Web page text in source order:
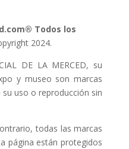
Todos los
2024.
DE LA MERCED, su
y museo son marcas
uso o reproducción sin
todas las marcas
página están protegidos